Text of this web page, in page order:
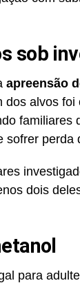
sob
apreensão
dos alvos foi
familiares
sofrer perda
dois
para